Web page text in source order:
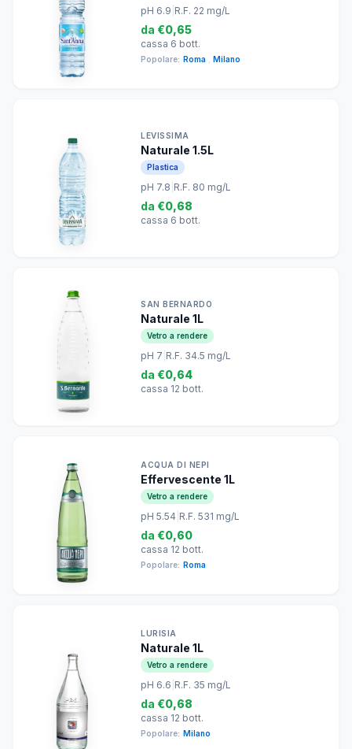
pH 6.9 R.F. 22 mg/L
da €0,65
cassa 6 bott.
Popolare: Roma Milano
LEVISSIMA
Naturale 1.5L
Plastica
pH 7.8 R.F. 80 mg/L
da €0,68
cassa 6 bott.
SAN BERNARDO
Naturale 1L
Vetro a rendere
pH 7 R.F. 34.5 mg/L
da €0,64
cassa 12 bott.
ACQUA DI NEPI
Effervescente 1L
Vetro a rendere
pH 5.54 R.F. 531 mg/L
da €0,60
cassa 12 bott.
Popolare: Roma
LURISIA
Naturale 1L
Vetro a rendere
pH 6.6 R.F. 35 mg/L
da €0,68
cassa 12 bott.
Popolare: Milano